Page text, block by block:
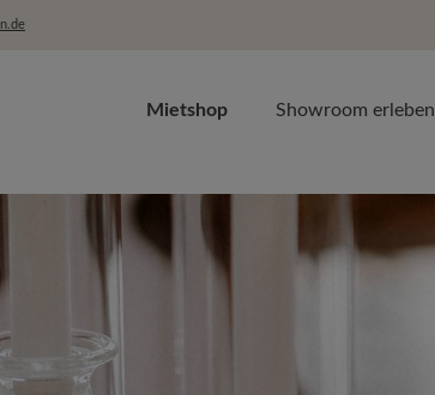
Mietshop Showroom erleben